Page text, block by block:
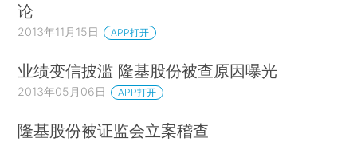
论
2013年11月15日 APP打开
业绩变信披滥 隆基股份被查原因曝光
2013年05月06日 APP打开
隆基股份被证监会立案稽查